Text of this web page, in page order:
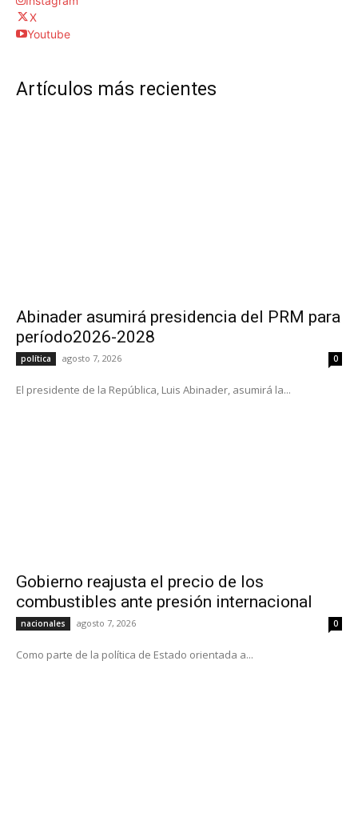
X
Youtube
Artículos más recientes
Abinader asumirá presidencia del PRM para
período2026-2028
política agosto 7, 2026 0
El presidente de la República, Luis Abinader, asumirá la...
Gobierno reajusta el precio de los
combustibles ante presión internacional
nacionales agosto 7, 2026 0
Como parte de la política de Estado orientada a...